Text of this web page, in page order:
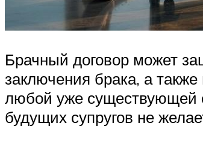
Брачный договор может
заключения брака, а
любой уже существующей
будущих супругов не